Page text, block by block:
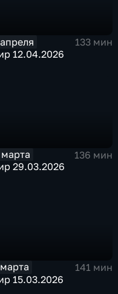
133 мин
12.04.2026
136 мин
29.03.2026
141 мин
15.03.2026